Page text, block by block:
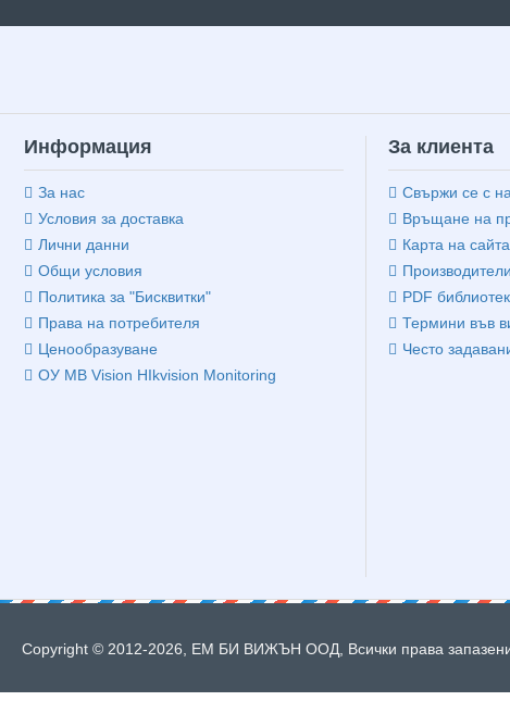
Информация
За нас
Условия за доставка
Лични данни
Общи условия
Политика за "Бисквитки"
Права на потребителя
Ценообразуване
ОУ MB Vision HIkvision Monitoring
За клиента
Свържи се с
Връщане на
Карта на сайта
Производители
PDF
Термини във
Често
Copyright © 2012-2026, ЕМ БИ ВИЖЪН ООД, Всички права